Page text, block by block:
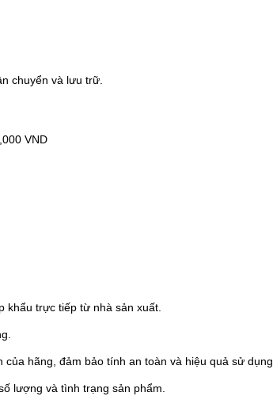
chuyển và lưu trữ.
VND
khẩu trực tiếp từ nhà sản xuất.
hãng, đảm bảo tính an toàn và hiệu quả sử dụng.
lượng và tình trạng sản phẩm.